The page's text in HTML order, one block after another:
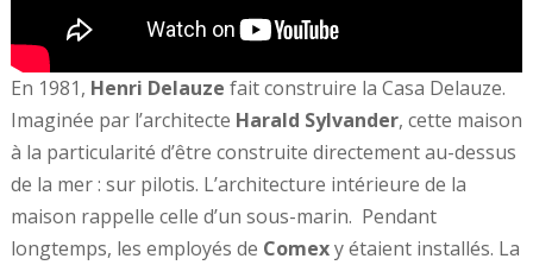
En 1981, Henri Delauze fait construire la Casa Delauze.
Imaginée par l’architecte Harald Sylvander, cette maison
à la particularité d’être construite directement au-dessus
de la mer : sur pilotis. L’architecture intérieure de la
maison rappelle celle d’un sous-marin. Pendant
longtemps, les employés de Comexy étaient installés. La